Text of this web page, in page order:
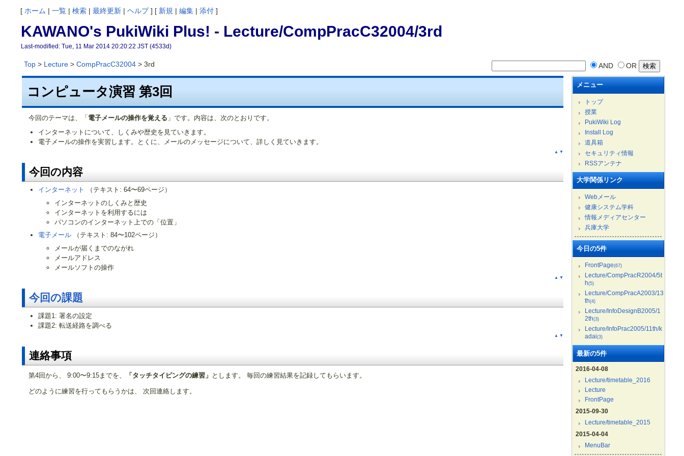
[ ホーム | 一覧| 検索| 最終更新| ヘルプ] [ 新規 | 編集| 添付]
KAWANO's PukiWiki Plus! - Lecture/CompPracC32004/3rd
Last-modified: Tue, 11 Mar 2014 20:20:22 JST (4533d)
Top> Lecture> CompPracC32004> 3rd AND OR
コンピュータ演習 第3回
今回のテーマは、「 電子メールの操作を覚える 」です。内容は、次のとおりです。
インターネットについて、しくみや歴史を見ていきます。
電子メールの操作を実習します。とくに、メールのメッセージについて、詳しく見ていきます。
▲ ▼
今回の内容
インターネット
（テキスト: 64〜69ページ）
インターネットのしくみと歴史
インターネットを利用するには
パソコンのインターネット上での「位置」
電子メール（テキスト: 84〜102ページ）
メールが届くまでのながれ
メールアドレス
メールソフトの操作
▲ ▼
今回の課題
課題1: 署名の設定
課題2: 転送経路を調べる
▲ ▼
連絡事項
第4回から、 9:00〜9:15までを、 「タッチタイピングの練習」 とします。 毎回の練習結果を記録してもらいます。
どのように練習を行ってもらうかは、 次回連絡します。
メニュー
トップ
授業
PukiWiki Log
Install Log
道具箱
セキュリティ情報
RSSアンテナ
大学関係リンク
Webメール
健康システム学科
情報メディアセンター
兵庫大学
今日の5件
FrontPage(67)
Lecture/CompPracR2004/5t
h(5)
Lecture/CompPracA2003/13
th(4)
Lecture/InfoDesignB2005/1
2th(3)
Lecture/InfoPrac2005/11th/k
adai(3)
最新の5件
2016-04-08
Lecture/timetable_2016
Lecture
FrontPage
2015-09-30
Lecture/timetable_2015
2015-04-04
MenuBar